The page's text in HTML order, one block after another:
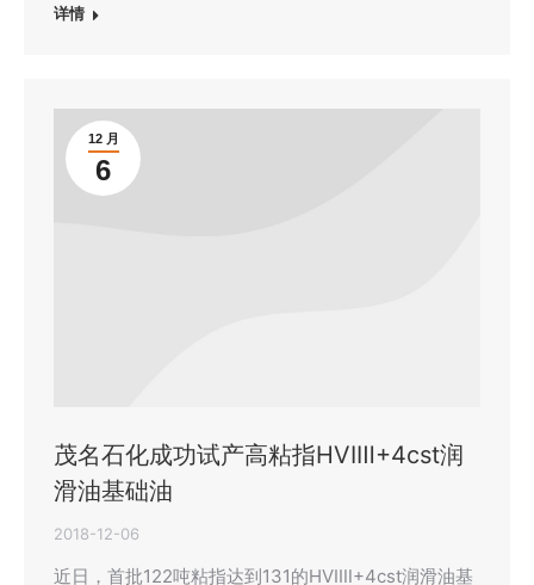
详情
12 月
6
茂名石化成功试产高粘指HVIⅢ+4cst润
滑油基础油
2018-12-06
近日，首批122吨粘指达到131的HVIⅢ+4cst润滑油基